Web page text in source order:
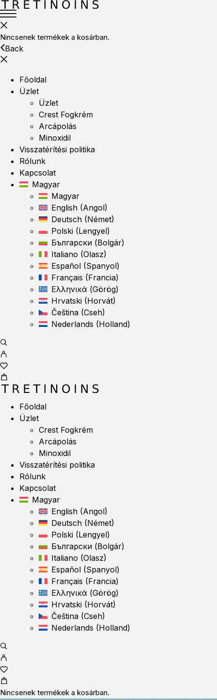
Nincsenek termékek a kosárban.
Back
Főoldal
Üzlet
Üzlet
Crest Fogkrém
Arcápolás
Minoxidil
Visszatérítési politika
Rólunk
Kapcsolat
Magyar
Magyar
English (Angol)
Deutsch (Német)
Polski (Lengyel)
Български (Bolgár)
Italiano (Olasz)
Español (Spanyol)
Français (Francia)
Ελληνικά (Görög)
Hrvatski (Horvát)
Čeština (Cseh)
Nederlands (Holland)
Főoldal
Üzlet
Crest Fogkrém
Arcápolás
Minoxidil
Visszatérítési politika
Rólunk
Kapcsolat
Magyar
English (Angol)
Deutsch (Német)
Polski (Lengyel)
Български (Bolgár)
Italiano (Olasz)
Español (Spanyol)
Français (Francia)
Ελληνικά (Görög)
Hrvatski (Horvát)
Čeština (Cseh)
Nederlands (Holland)
Nincsenek termékek a kosárban.